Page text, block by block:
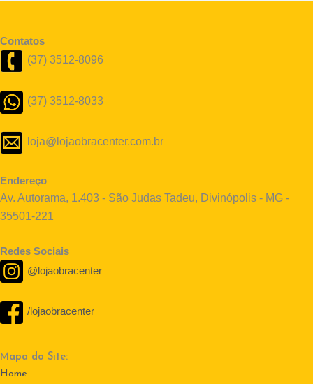
Contatos
(37) 3512-8096
(37) 3512-8033
loja@lojaobracenter.com.br
Endereço
Av. Autorama, 1.403 - São Judas Tadeu, Divinópolis - MG -
35501-221
Redes Sociais
@lojaobracenter
/lojaobracenter
Mapa do Site:
Home